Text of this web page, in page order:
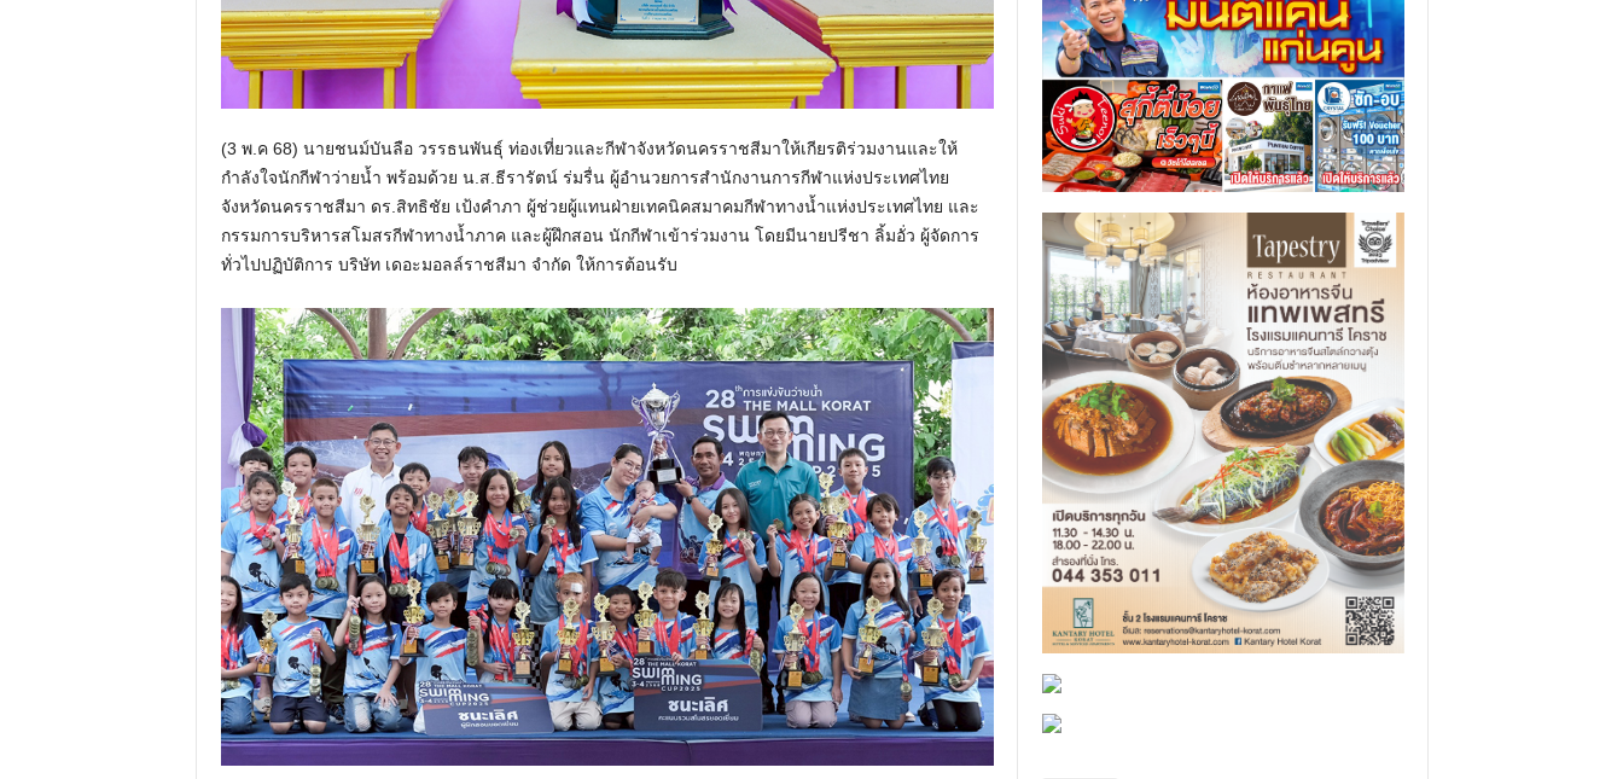
(3 พ.ค 68) นายชนม์บันลือ วรรธนพันธุ์ ท่องเที่ยวและกีฬาจังหวัดนครราชสีมาให้เกียรติร่วมงานและให้
กำลังใจนักกีฬาว่ายน้ำ พร้อมด้วย น.ส.ธีรารัตน์ ร่มรื่น ผู้อำนวยการสำนักงานการกีฬาแห่งประเทศไทย
จังหวัดนครราชสีมา ดร.สิทธิชัย เป้งคำภา ผู้ช่วยผู้แทนฝ่ายเทคนิคสมาคมกีฬาทางน้ำแห่งประเทศไทย และ
กรรมการบริหารสโมสรกีฬาทางน้ำภาค และผู้ฝึกสอน นักกีฬาเข้าร่วมงาน โดยมีนายปรีชา ลิ้มอั่ว ผู้จัดการ
ทั่วไปปฏิบัติการ บริษัท เดอะมอลล์ราชสีมา จำกัด ให้การต้อนรับ